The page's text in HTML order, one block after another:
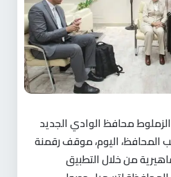
محافظ الوادي الجديد
المحافظ، اليوم، موقف رقمنة
من خلال التطبيق